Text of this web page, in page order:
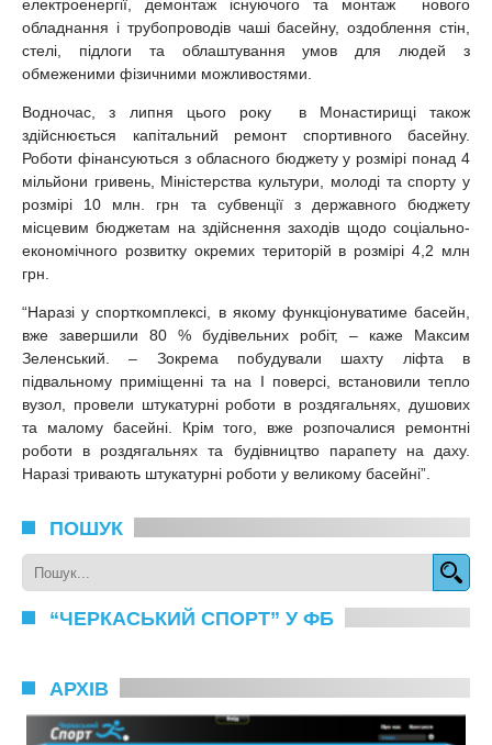
електроенергії, демонтаж існуючого та монтаж нового
обладнання і трубопроводів чаші басейну, оздоблення стін,
стелі, підлоги та облаштування умов для людей з
обмеженими фізичними можливостями.
Водночас, з липня цього року в Монастирищі також
здійснюється капітальний ремонт спортивного басейну.
Роботи фінансуються з обласного бюджету у розмірі понад 4
мільйони гривень, Міністерства культури, молоді та спорту у
розмірі 10 млн. грн та субвенції з державного бюджету
місцевим бюджетам на здійснення заходів щодо соціально-
економічного розвитку окремих територій в розмірі 4,2 млн
грн.
“Наразі у спорткомплексі, в якому функціонуватиме басейн,
вже завершили 80 % будівельних робіт, – каже Максим
Зеленський. – Зокрема побудували шахту ліфта в
підвальному приміщенні та на І поверсі, встановили тепло
вузол, провели штукатурні роботи в роздягальнях, душових
та малому басейні. Крім того, вже розпочалися ремонтні
роботи в роздягальнях та будівництво парапету на даху.
Наразі тривають штукатурні роботи у великому басейні”.
ПОШУК
“ЧЕРКАСЬКИЙ СПОРТ” У ФБ
АРХІВ